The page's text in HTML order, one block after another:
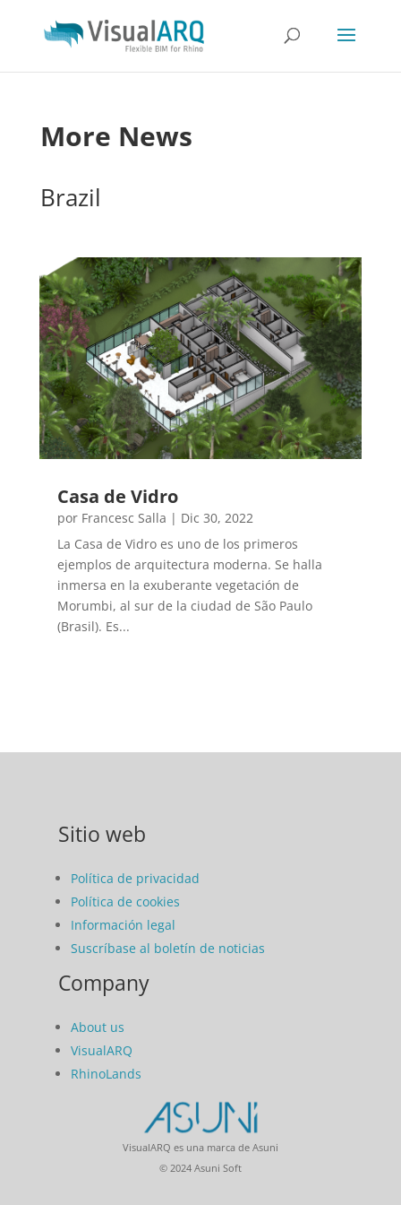
More News
Brazil
Casa de Vidro
por Francesc Salla | Dic 30, 2022
La Casa de Vidro es uno de los primeros
ejemplos de arquitectura moderna. Se halla
inmersa en la exuberante vegetación de
Morumbi, al sur de la ciudad de São Paulo
(Brasil). Es...
Sitio web
Política de privacidad
Política de cookies
Información legal
Suscríbase al boletín de noticias
Company
About us
VisualARQ
RhinoLands
VisualARQ es una marca de Asuni
© 2024 Asuni Soft